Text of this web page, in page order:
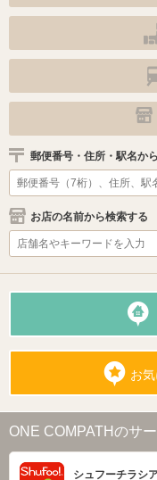
郵便番号・住所・駅名か
お店の名前から検索する
お
ONE COMPATHのサ
シュフーチラシ